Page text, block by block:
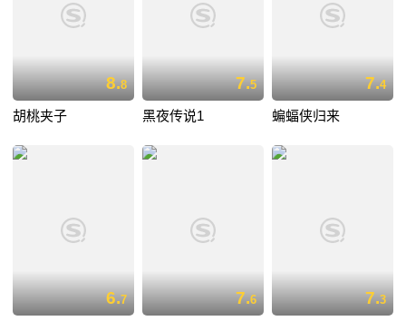
8.8
胡桃夹子
7.5
黑夜传说1
7.4
蝙蝠侠归来
6.7 7.6 7.3